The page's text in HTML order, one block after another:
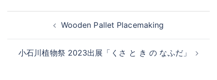
稿
ナ
Wooden Pallet Placemaking
小石川植物祭 2023出展「くさ と き の なふだ」